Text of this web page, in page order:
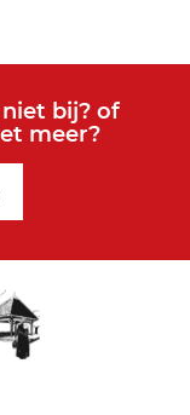
bij? of
meer?